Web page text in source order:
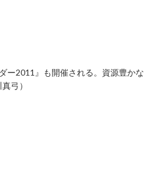
2011』も開催される。資源豊か
弓）